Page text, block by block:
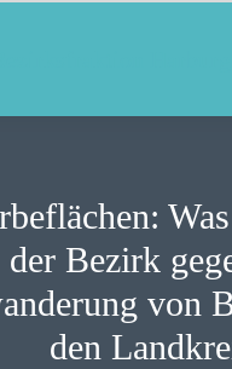
der Bezirk
von
den
ARBEIT
AUSSCHÜSSE
AKTUELLES
KONTAKT